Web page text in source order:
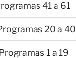
41 a 61
20 a 40
1 a 19